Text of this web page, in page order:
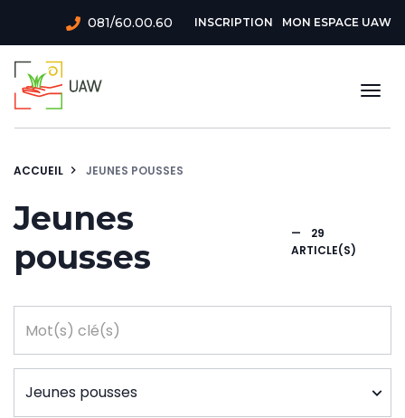
contenu
principal
081/60.00.60
Menu
du
de
INSCRIPTION MON ESPACE UAW
ACCUEIL JEUNES POUSSES
Jeunes
pousses
—
29
ARTICLE(S)